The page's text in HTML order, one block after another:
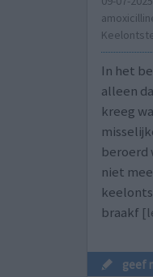
In het
alleen
kreeg
beroerd
niet
braakf
geef